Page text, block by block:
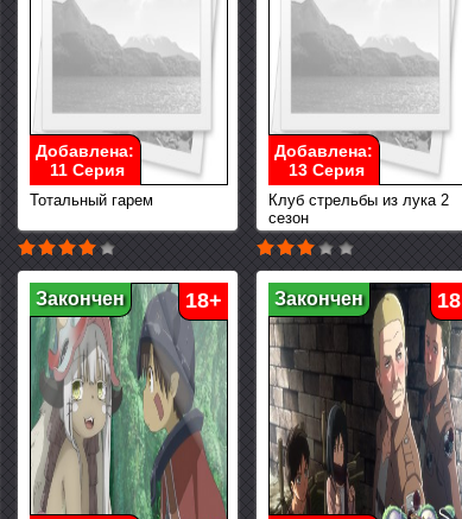
Тотальный гарем
Добавлена:
11 Серия
Клуб стрельбы из лука 2
сезон
Добавлена:
13 Серия
Закончен 18+ Закончен 18